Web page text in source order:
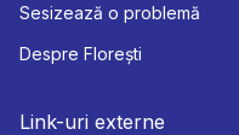
Sesizează o problemă
Despre Florești
Link-uri externe